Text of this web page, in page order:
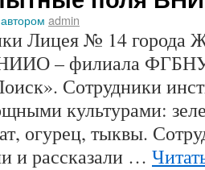
автором admin
Лицея № 14 города
– филиала
Сотрудники
культурами:
огурец, тыквы.
и рассказали …